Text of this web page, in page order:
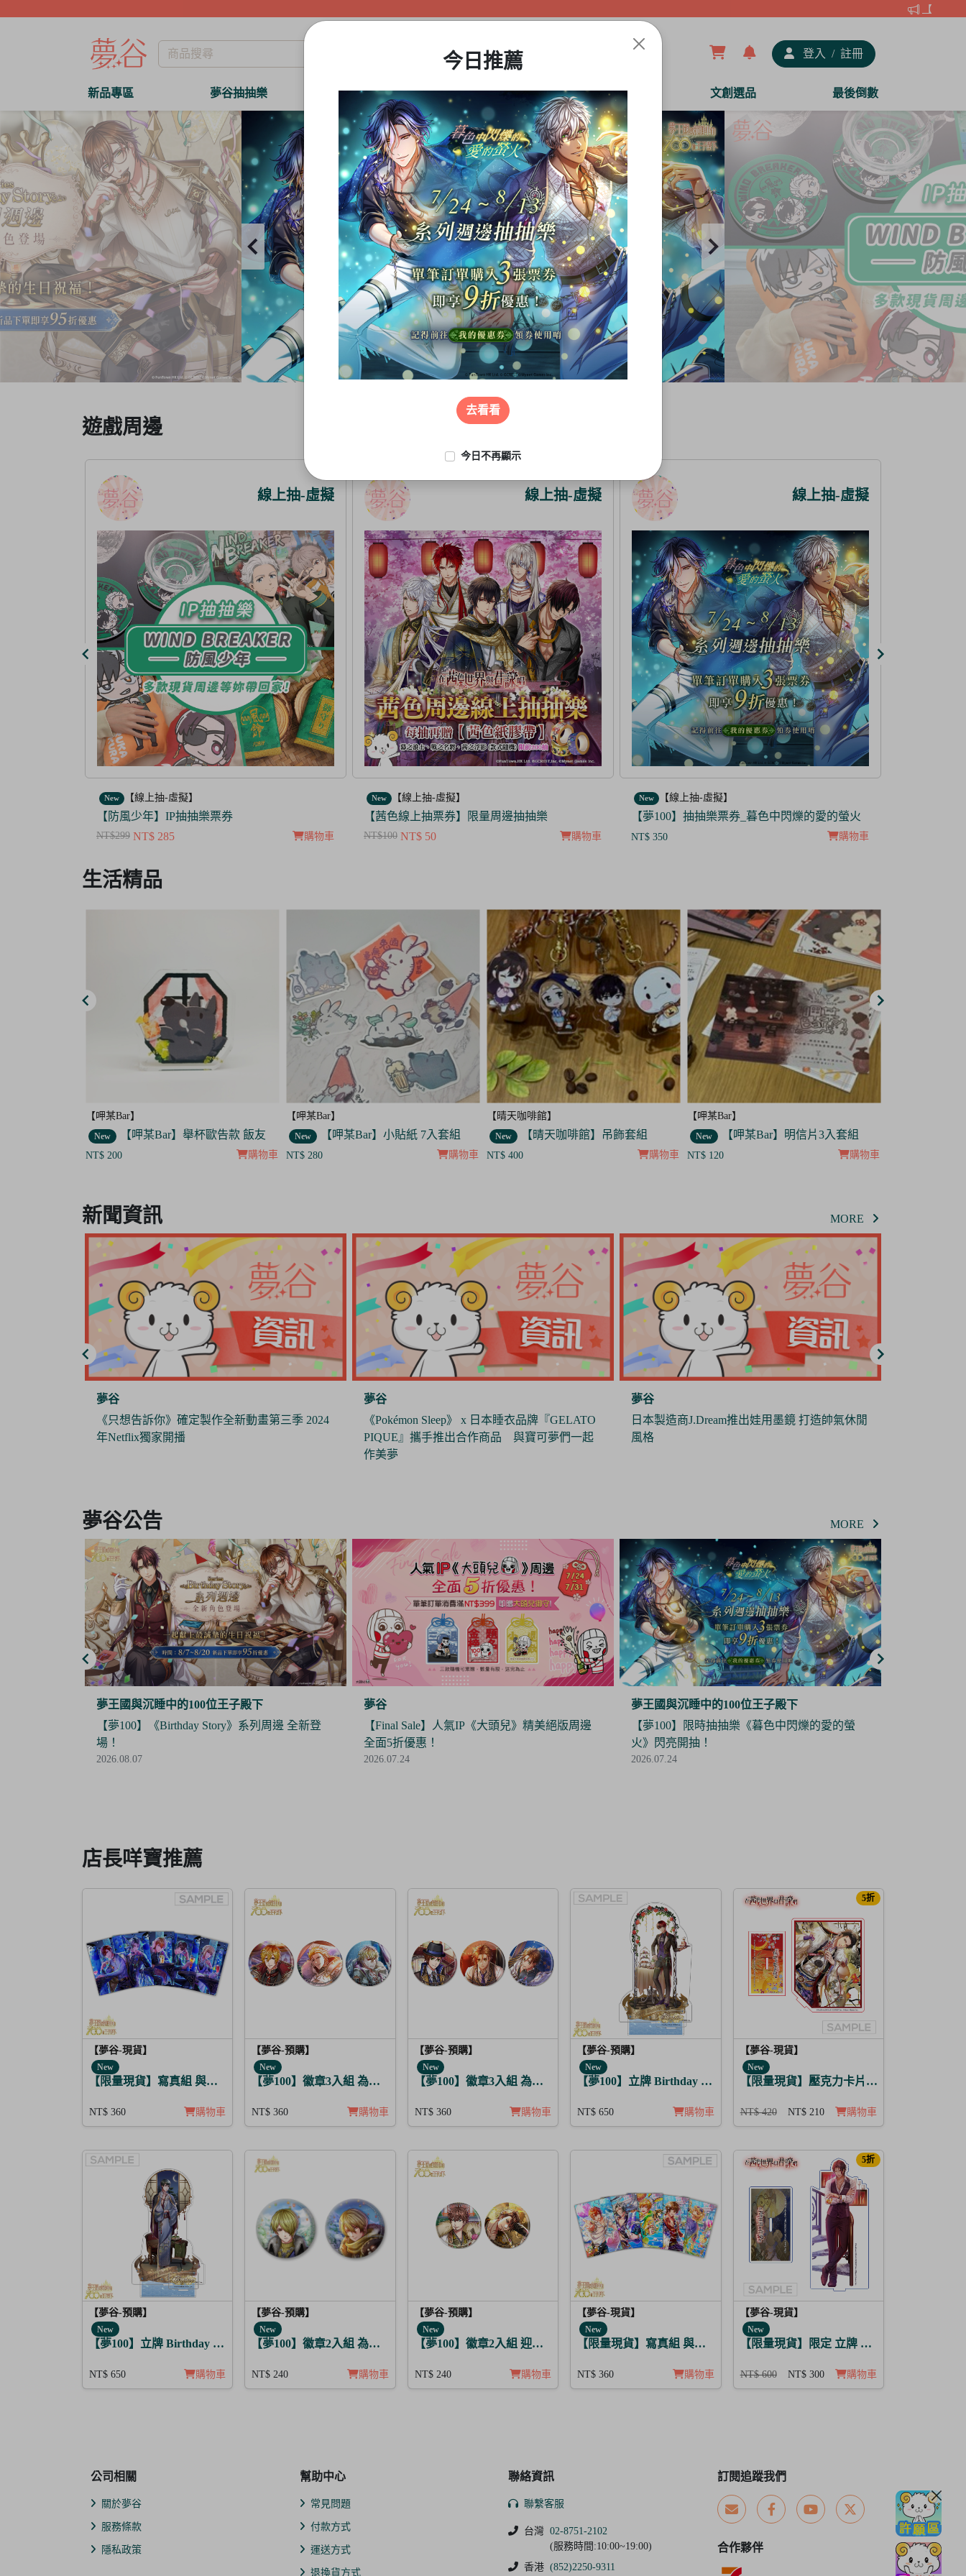
【夢谷
登入 / 註冊
新品專區 夢谷抽抽樂 盲盒公仔 動漫周邊 遊戲商品 文創選品 最後倒數
今日推薦
去看看
今日不再顯示
遊戲周邊
線上抽-虛擬
New 【線上抽-虛擬】
【茜色線上抽票券】限量周邊抽抽樂
NT$100 NT$ 50 購物車
線上抽-虛擬
New 【線上抽-虛擬】
【夢100】抽抽樂票券_暮色中閃爍的愛的螢火
NT$ 350 購物車
線上抽-虛擬
New 【線上抽-虛擬】
【防風少年】IP抽抽樂票券
NT$299 購物車
3
3
生活精品
【呷某Bar】
New 【呷某Bar】小貼紙 7入套組
NT$ 280 購物車
【晴天咖啡館】
New 【晴天咖啡館】吊飾套組
NT$ 400 購物車
【呷某Bar】
New 【呷某Bar】明信片3入套組
NT$ 120 購物車
【呷某Bar】
New 【呷某Bar】菟菟 吊飾
NT$ 120 購物車
of
新聞資訊 MORE
夢谷
《Pokémon Sleep》 x 日本睡衣品牌『GELATO
PIQUE』攜手推出合作商品 與寶可夢們一起
夢谷
日本製造商J.Dream推出娃用墨鏡 打造帥氣休閒
風格
夢谷
《地縛少年花子君》全新短篇動畫《放學後少
年花子君》將於10月份播出
of
夢谷公告 MORE
夢谷
【Final Sale】人氣IP《大頭兒》精美絕版周邊
全面5折優惠！
2026.07.24
夢王國與沉睡中的100位王子殿下
【夢100】限時抽抽樂《暮色中閃爍的愛的螢
火》閃亮開抽！
2026.07.24
夢王國與沉睡中的100位王子殿下
【夢100】角色立牌復刻抽抽樂——道格拉斯 限
時登場！
2026.07.03
店長咩寶推薦
【夢谷-現貨】
New
【限量現貨】寫真組 與他的SUGAR&BITTER 月亮覺醒 5入
NT$ 360 購物車
【夢谷-預購】
New
【夢100】徽章3入組 為決心的落幕獻上愛之歌 阿波羅
NT$ 360 購物車
【夢谷-預購】
New
【夢100】徽章3入組 為解開謎題的妳施加愛的魔法 布里特芬
NT$ 360 購物車
【夢谷-預購】
New
【夢100】立牌 Birthday Story 哈茲 月覺
NT$ 650 購物車
5折
【夢谷-現貨】
New
【限量現貨】壓克力卡片立牌 傳遞心意的新
NT$ 420 NT$ 210 購物車
【夢谷-預購】
New
【夢100】立牌 Birthday Story 藤目 月覺
NT$ 650 購物車
【夢谷-預購】
New
【夢100】徽章2入組 為亞特拉斯的聖夜點燃夢之火 希里爾
NT$ 240 購物車
【夢谷-預購】
New
【夢100】徽章2入組 迎春，貫徹仁義的火之誓言 瑪爾坦
NT$ 240 購物車
【夢谷-現貨】
New
【限量現貨】寫真組 與他的SUGAR&BITTER 太陽覺醒 5入
NT$ 360 購物車
5折
【夢谷-現貨】
New
【限量現貨】限定 立牌 與你乾杯 德川光圀
NT$ 600 NT$ 300 購物車
公司相關
關於夢谷
服務條款
隱私政策
幫助中心
常見問題
付款方式
運送方式
退換貨方式
聯絡資訊
聯繫客服
台灣 02-8751-2102
(服務時間:10:00~19:00)
香港 (852)2250-9311
訂閱追蹤我們
合作夥伴